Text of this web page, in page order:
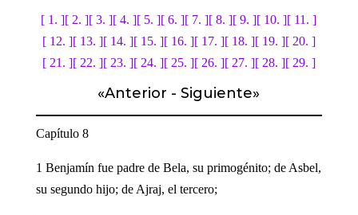
[ 1. ][ 2. ][ 3. ][ 4. ][ 5. ][ 6. ][ 7. ][ 8. ][ 9. ][ 10. ][ 11. ]
[ 12. ][ 13. ][ 14. ][ 15. ][ 16. ][ 17. ][ 18. ][ 19. ][ 20. ]
[ 21. ][ 22. ][ 23. ][ 24. ][ 25. ][ 26. ][ 27. ][ 28. ][ 29. ]
«Anterior -Siguiente»
Capítulo 8
1 Benjamín fue padre de Bela, su primogénito; de Asbel,
su segundo hijo; de Ajraj, el tercero;